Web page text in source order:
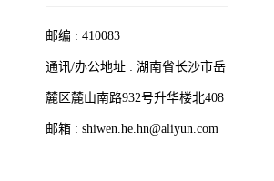
邮编 : 410083
通讯/办公地址 : 湖南省长沙市岳
麓区麓山南路932号升华楼北408
邮箱 : shiwen.he.hn@aliyun.com